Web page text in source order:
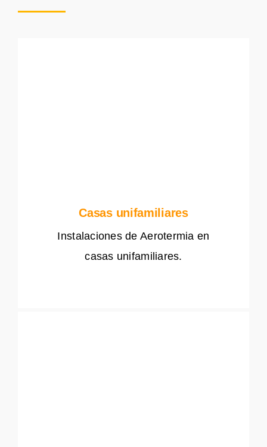
Casas unifamiliares
Instalaciones de Aerotermia en
casas unifamiliares.